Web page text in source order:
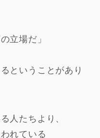
立場だ」
ということがあり
人たちより、
れている